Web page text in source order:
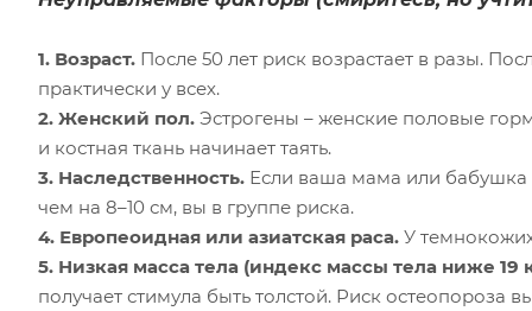
1. Возраст. После 50 лет риск возрастает в разы.
практически у всех.
2. Женский пол. Эстрогены – женские половые
и костная ткань начинает таять.
3. Наследственность. Если ваша мама или бабушка
чем на 8–10 см, вы в группе риска.
4. Европеоидная или азиатская раса. У
5. Низкая масса тела (индекс массы тела ниже 19
получает стимула быть толстой. Риск остеопороза